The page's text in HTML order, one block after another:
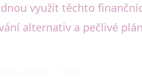
využít těchto
alternativ a pečlivé